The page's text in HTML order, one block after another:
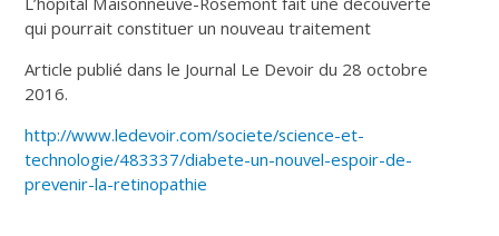
qui pourrait constituer un nouveau traitement
Article publié dans le Journal Le Devoir du 28 octobre
2016.
http://www.ledevoir.com/societe/science-et-
technologie/483337/diabete-un-nouvel-espoir-de-
prevenir-la-retinopathie